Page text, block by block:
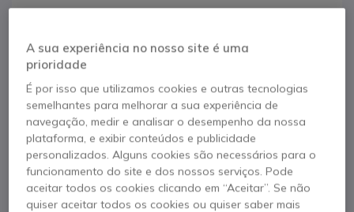
Contorno de nuca
para Blackwire C435
Referência produto: PLC435NUC // Referência de fabricante: 85694-01
Saltar para o início da Galeria de imagens
A sua experiência no nosso site é uma
prioridade
É por isso que utilizamos cookies e outras tecnologias
semelhantes para melhorar a sua experiência de
navegação, medir e analisar o desempenho da nossa
plataforma, e exibir conteúdos e publicidade
personalizados. Alguns cookies são necessários para o
funcionamento do site e dos nossos serviços. Pode
aceitar todos os cookies clicando em “Aceitar”. Se não
quiser aceitar todos os cookies ou quiser saber mais